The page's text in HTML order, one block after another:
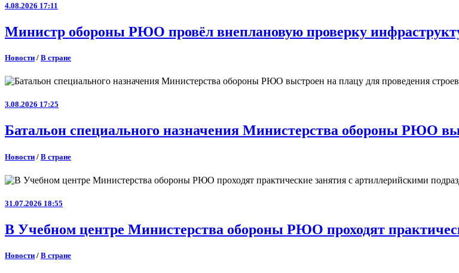
4.08.2026 17:11
Министр обороны РЮО провёл внеплановую проверку
Новости / В стране
3.08.2026 17:25
Батальон специального назначения Министерства обороны РЮО
Новости / В стране
31.07.2026 18:55
В Учебном центре Министерства обороны РЮО проходят
Новости / В стране